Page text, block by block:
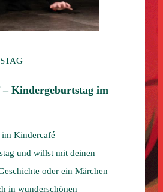
– Kindergeburtstag im
im Kindercafé
und willst mit deinen
oder ein Märchen
in wunderschönen